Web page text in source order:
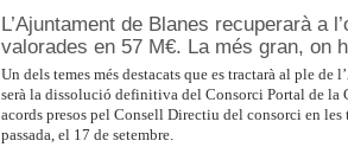
L’Ajuntament de Blanes recuperarà a
valorades en 57 M€. La més gran, on
Un dels temes més destacats que es tractarà al ple
serà la dissolució definitiva del Consorci Portal de la
acords presos pel Consell Directiu del consorci en
passada, el 17 de setembre.